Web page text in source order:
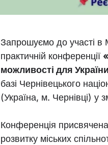
Запрошуємо до участі в
практичній конференції
можливості для
базі Чернівецького
(Україна, м. Чернівці) у
Конференція
розвитку міських